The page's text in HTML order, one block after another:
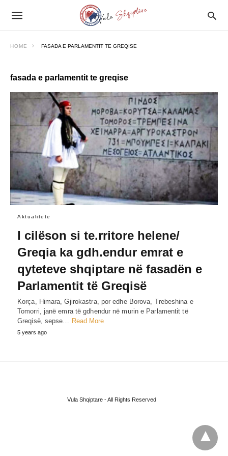
HOME FASADA E PARLAMENTIT TE GREQISE
fasada e parlamentit te greqise
Aktualitete
I cilëson si te.rritore helene/
Greqia ka gdh.endur emrat e
qyteteve shqiptare në fasadën e
Parlamentit të Greqisë
Korça, Himara, Gjirokastra, por edhe Borova, Trebeshina e
Tomorri, janë emra të gdhendur në murin e Parlamentit të
Greqisë, sepse… Read More
5 years ago
Vula Shqiptare - All Rights Reserved